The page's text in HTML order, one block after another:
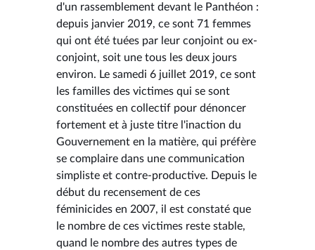
d'un rassemblement devant le Panthéon :
depuis janvier 2019, ce sont 71 femmes
qui ont été tuées par leur conjoint ou ex-
conjoint, soit une tous les deux jours
environ. Le samedi 6 juillet 2019, ce sont
les familles des victimes qui se sont
constituées en collectif pour dénoncer
fortement et à juste titre l'inaction du
Gouvernement en la matière, qui préfère
se complaire dans une communication
simpliste et contre-productive. Depuis le
début du recensement de ces
féminicides en 2007, il est constaté que
le nombre de ces victimes reste stable,
quand le nombre des autres types de